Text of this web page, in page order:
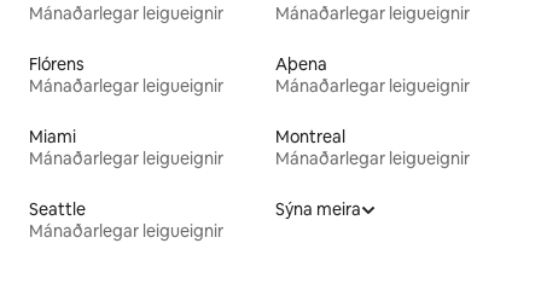
Mánaðarlegar leigueignir
Mánaðarlegar leigueignir
Flórens
Mánaðarlegar leigueignir
Aþena
Mánaðarlegar leigueignir
Miami
Mánaðarlegar leigueignir
Montreal
Mánaðarlegar leigueignir
Seattle
Mánaðarlegar leigueignir
Sýna meira